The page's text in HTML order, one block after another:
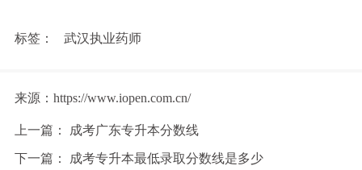
标签： 武汉执业药师
来源：https://www.iopen.com.cn/
上一篇： 成考广东专升本分数线
下一篇： 成考专升本最低录取分数线是多少